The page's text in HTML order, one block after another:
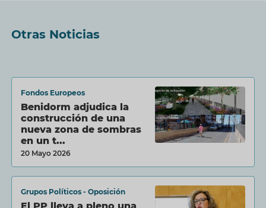
Otras Noticias
Fondos Europeos
Benidorm adjudica la
construcción de una
nueva zona de sombras
en un t...
20 Mayo 2026
Grupos Políticos - Oposición